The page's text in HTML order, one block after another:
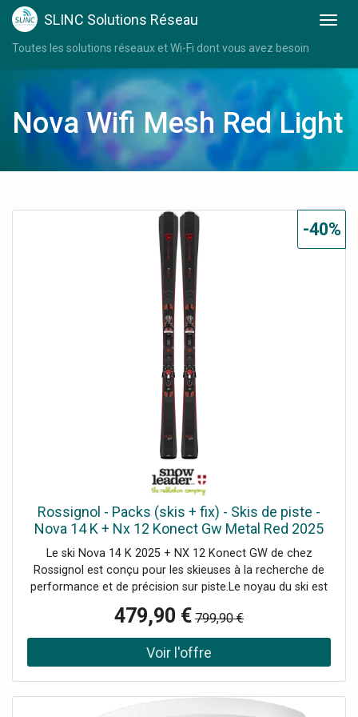
SLINC Solutions Réseau
Toutes les solutions réseaux et Wi-Fi dont vous avez besoin
Nova Wifi Mesh Red Light
Rossignol - Packs (skis + fix) - Skis de piste -
Nova 14 K + Nx 12 Konect Gw Metal Red 2025
pour Femme en Bois - Taille 169 cm - Gris
Le ski Nova 14 K 2025 + NX 12 Konect GW de chez
Rossignol est conçu pour les skieuses à la recherche de
performance et de précision sur piste.Le noyau du ski est
pour sa légèreté, sa durabilité et sa capacité à absorber
les vibrations. Le PEFC certifie également que le matériau
est issu de sources gérées durablement. Ce noyau est
complété par des couches de fibre de verre et de titanal,
essentielles pour une conduite précise et contrôlée.La
479,90 € 799,90 €
-40%